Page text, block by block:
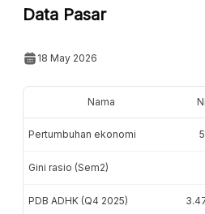
Data Pasar
18 May 2026
Nama
Pertumbuhan ekonomi
Gini rasio (Sem2)
PDB ADHK (Q4 2025)